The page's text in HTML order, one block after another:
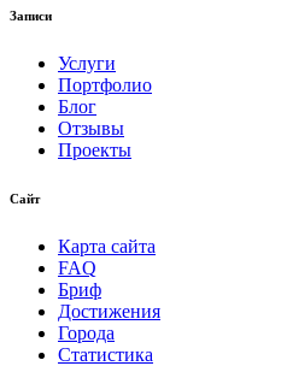
Записи
Услуги
Портфолио
Блог
Отзывы
Проекты
Сайт
Карта сайта
FAQ
Бриф
Достижения
Города
Статистика